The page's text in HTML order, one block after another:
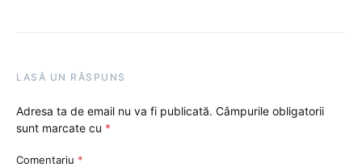
LASĂ UN RĂSPUNS
Adresa ta de email nu va fi publicată. Câmpurile obligatorii
sunt marcate cu *
Comentariu *